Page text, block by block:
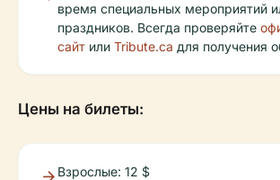
время специальных мероприятий
праздников. Всегда проверяйте
сайт или Tribute.ca для получения
Цены на билеты:
Взрослые: 12 $